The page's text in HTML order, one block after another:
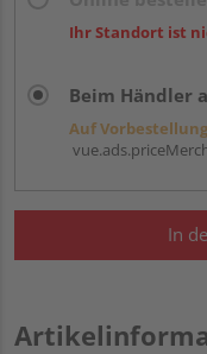
Ihr Standort ist
Beim Händler
Auf
In